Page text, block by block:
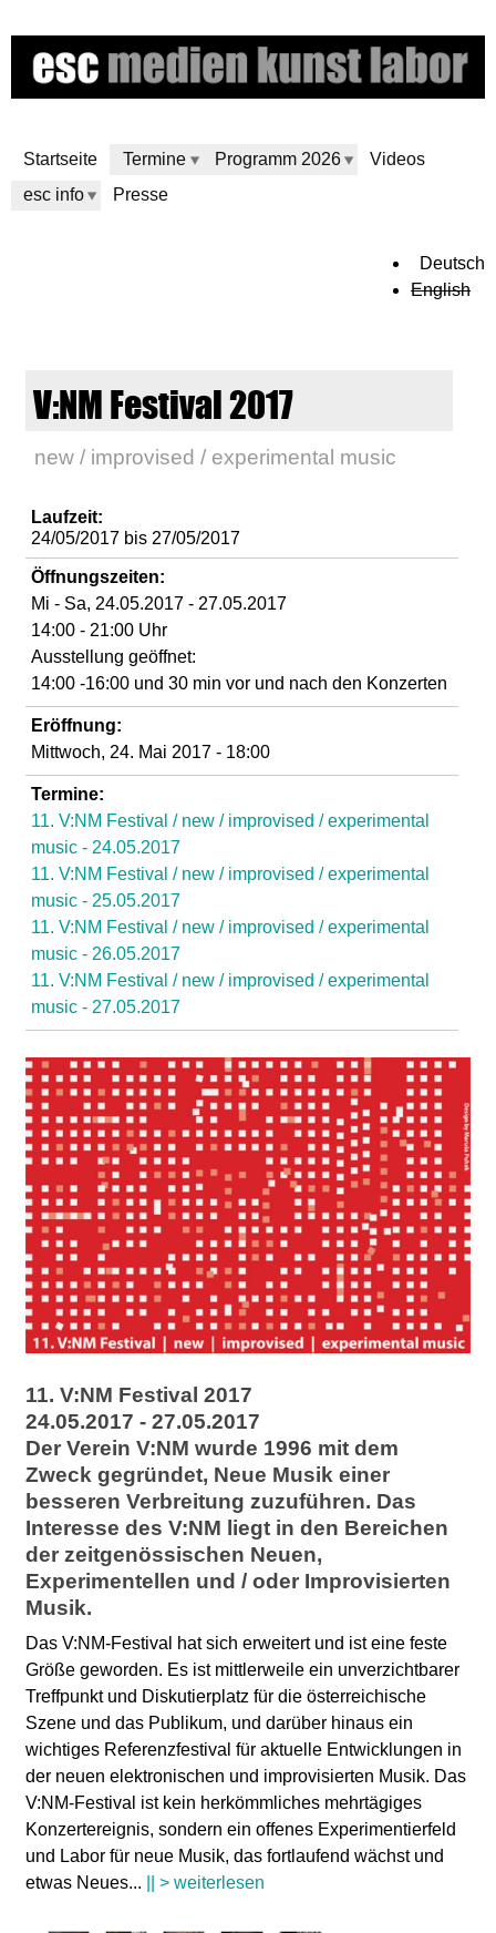
zum
Inhalt
Startseite Termine Programm 2026
Videos
esc info
Presse
m
u
a
b
o
Deutsch
English
V:NM Festival 2017
new / improvised / experimental music
Laufzeit:
24/05/2017bis 27/05/2017
Öffnungszeiten:
Mi - Sa, 24.05.2017 - 27.05.2017
14:00 - 21:00 Uhr
Ausstellung geöffnet:
14:00 -16:00 und 30 min vor und nach den Konzerten
Eröffnung:
Mittwoch, 24. Mai 2017 - 18:00
Termine:
11. V:NM Festival / new / improvised / experimental
music - 24.05.2017
11. V:NM Festival / new / improvised / experimental
music - 25.05.2017
11. V:NM Festival / new / improvised / experimental
music - 26.05.2017
11. V:NM Festival / new / improvised / experimental
music - 27.05.2017
11. V:NM Festival 2017
24.05.2017 - 27.05.2017
Der Verein V:NM wurde 1996 mit dem
Zweck gegründet, Neue Musik einer
besseren Verbreitung zuzuführen. Das
Interesse des V:NM liegt in den Bereichen
der zeitgenössischen Neuen,
Experimentellen und / oder Improvisierten
Musik.
Das V:NM-Festival hat sich erweitert und ist eine feste
Größe geworden. Es ist mittlerweile ein unverzichtbarer
Treffpunkt und Diskutierplatz für die österreichische
Szene und das Publikum, und darüber hinaus ein
wichtiges Referenzfestival für aktuelle Entwicklungen in
der neuen elektronischen und improvisierten Musik. Das
V:NM-Festival ist kein herkömmliches mehrtägiges
Konzertereignis, sondern ein offenes Experimentierfeld
und Labor für neue Musik, das fortlaufend wächst und
etwas Neues... || > weiterlesen